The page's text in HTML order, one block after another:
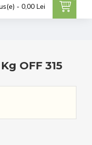
- 0,00 Lei
OFF 315